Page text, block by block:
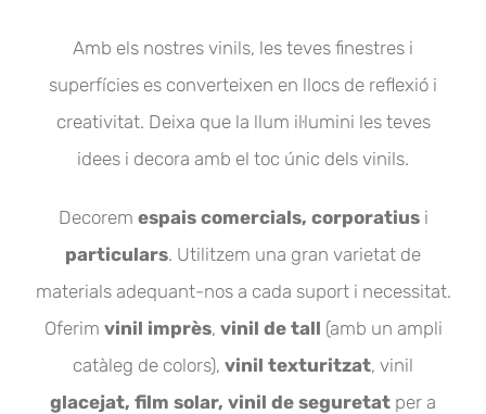
Amb els nostres vinils, les teves finestres i
superfícies es converteixen en llocs de reflexió i
creativitat. Deixa que la llum il·lumini les teves
idees i decora amb el toc únic dels vinils.
Decorem espais comercials, corporatiusi
particulars. Utilitzem una gran varietat de
materials adequant-nos a cada suport i necessitat.
Oferim vinil imprès, vinil de tall (amb un ampli
catàleg de colors), vinil texturitzat, vinil
glacejat, film solar, vinil de seguretat per a